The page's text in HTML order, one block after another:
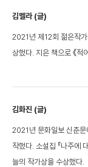
김멜라 (글)
2021년 제12회 젊은작
상했다. 지은 책으로 《적
김화진 (글)
2021년 문화일보 신춘문
작했다. 소설집 『나주에
늘의 작가상을 수상했다.